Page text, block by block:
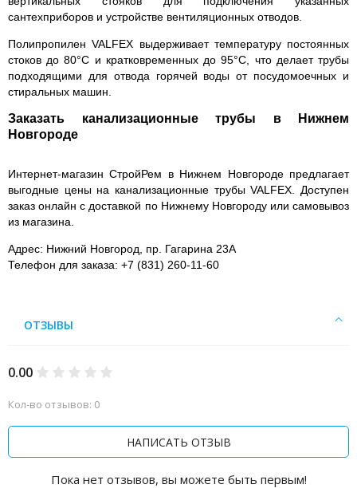
сантехприборов и устройстве вентиляционных отводов.
Полипропилен VALFEX выдерживает температуру постоянных
стоков до 80°C и кратковременных до 95°C, что делает трубы
подходящими для отвода горячей воды от посудомоечных и
стиральных машин.
Заказать канализационные трубы в Нижнем
Новгороде
Интернет-магазин СтройРем в Нижнем Новгороде предлагает
выгодные цены на канализационные трубы VALFEX. Доступен
заказ онлайн с доставкой по Нижнему Новгороду или самовывоз
из магазина.
Адрес: Нижний Новгород, пр. Гагарина 23А
Телефон для заказа: +7 (831) 260-11-60
ОТЗЫВЫ
0.00
Кол-во отзывов: 0
НАПИСАТЬ ОТЗЫВ
Пока нет отзывов, вы можете быть первым!